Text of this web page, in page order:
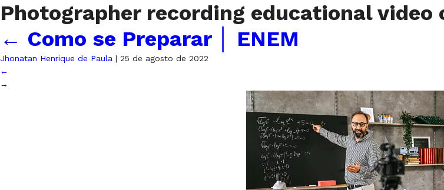
Photographer recording educational
← Como se Preparar │ ENEM
Jhonatan Henrique de Paula | 25 de agosto de 2022
←
→